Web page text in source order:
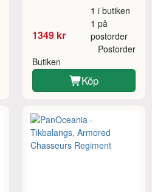
1349 kr
1 i butiken
1 på
postorder
Butiken
Postorder
Köp